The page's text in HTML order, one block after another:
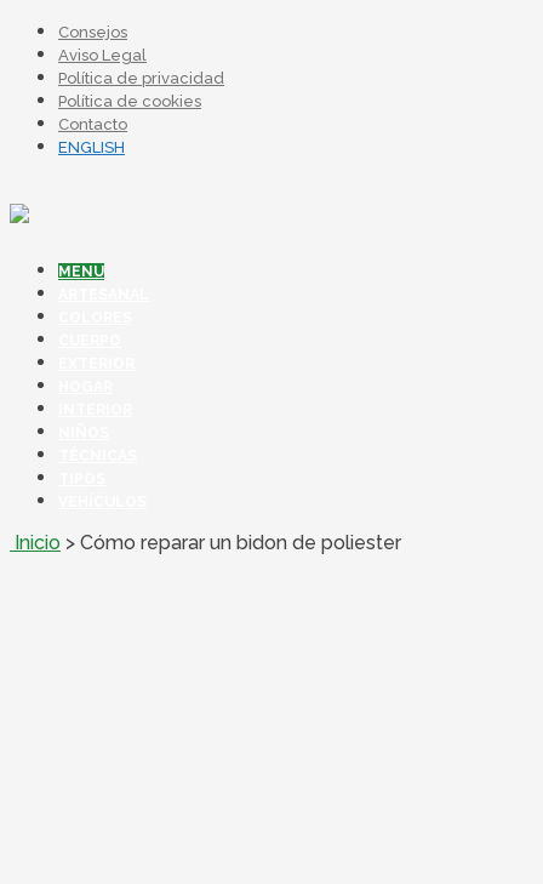
Consejos
Aviso Legal
Política de privacidad
Política de cookies
Contacto
ENGLISH
MENU
Inicio > Cómo reparar un bidon de poliester